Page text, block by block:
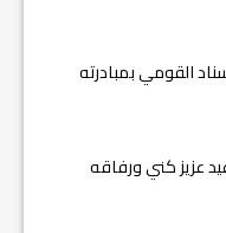
القومي بمبادرته
الأب رغيد عزيز كني ورفاقه